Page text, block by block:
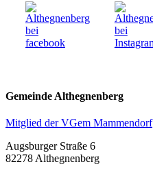
Gemeinde Althegnenberg
Mitglied der VGem Mammendorf
Augsburger Straße 6
82278 Althegnenberg